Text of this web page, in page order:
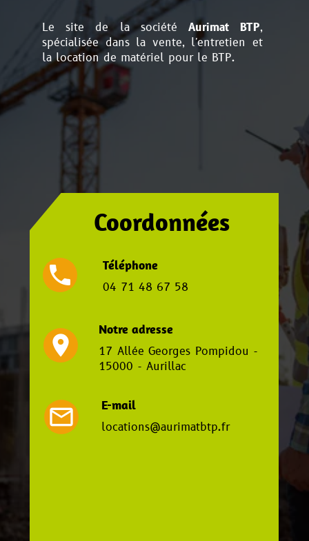
Téléphone
04 71 48 67 58
Notre adresse
17 Allée Georges Pompidou -
15000 - Aurillac
location_on
E-mail
locations@aurimatbtp.fr
mail_outline
local_phone
Coordonnées
Le site de la société Aurimat BTP,
spécialisée dans la vente, l'entretien et
la location de matériel pour le BTP.